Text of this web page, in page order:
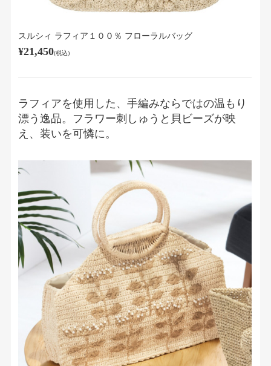
スルシィ ラフィア１００％ フローラルバッグ
¥21,450(税込)
ラフィアを使用した、手編みならではの温もり
漂う逸品。フラワー刺しゅうと貝ビーズが映
え、装いを可憐に。